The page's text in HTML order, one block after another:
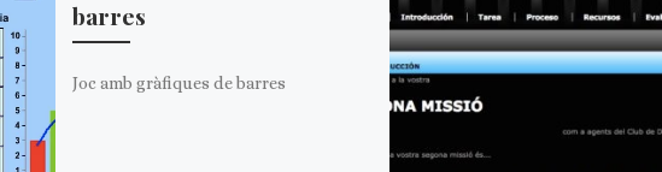
barres
Joc amb gràfiques de barres